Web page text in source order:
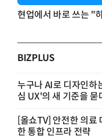
BIZPLUS
누구나 AI로 디자인
심 UX'의 새 기준을 묻
[올쇼TV] 안전한 의료
한 통합 인프라 전략